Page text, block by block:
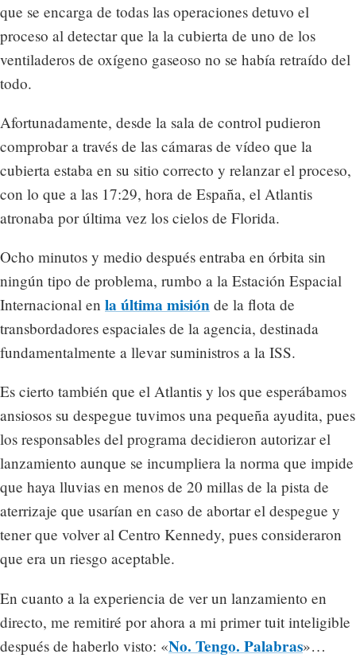
que se encarga de todas las operaciones detuvo el
proceso al detectar que la la cubierta de uno de los
ventiladeros de oxígeno gaseoso no se había retraído del
todo.
Afortunadamente, desde la sala de control pudieron
comprobar a través de las cámaras de vídeo que la
cubierta estaba en su sitio correcto y relanzar el proceso,
con lo que a las 17:29, hora de España, el Atlantis
atronaba por última vez los cielos de Florida.
Ocho minutos y medio después entraba en órbita sin
ningún tipo de problema, rumbo a la Estación Espacial
Internacional en la última misión de la flota de
transbordadores espaciales de la agencia, destinada
fundamentalmente a llevar suministros a la ISS.
Es cierto también que el Atlantis y los que esperábamos
ansiosos su despegue tuvimos una pequeña ayudita, pues
los responsables del programa decidieron autorizar el
lanzamiento aunque se incumpliera la norma que impide
que haya lluvias en menos de 20 millas de la pista de
aterrizaje que usarían en caso de abortar el despegue y
tener que volver al Centro Kennedy, pues consideraron
que era un riesgo aceptable.
En cuanto a la experiencia de ver un lanzamiento en
directo, me remitiré por ahora a mi primer tuit inteligible
después de haberlo visto: «No. Tengo. Palabras»…